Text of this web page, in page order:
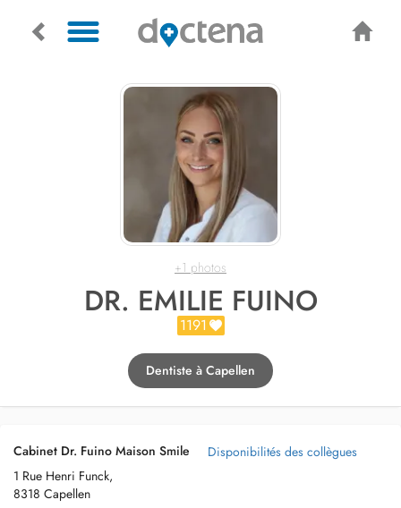
+1 photos
DR. EMILIE FUINO
1191
Dentiste à Capellen
Cabinet Dr. Fuino Maison Smile
1 Rue Henri Funck,
8318 Capellen
Disponibilités des collègues